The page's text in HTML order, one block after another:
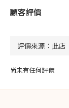
顧客評價
尚未有任何評價